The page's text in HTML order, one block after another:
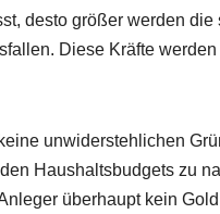
desto größer werden
Diese Kräfte
unwiderstehlichen
Haushaltsbudgets zu
überhaupt kein